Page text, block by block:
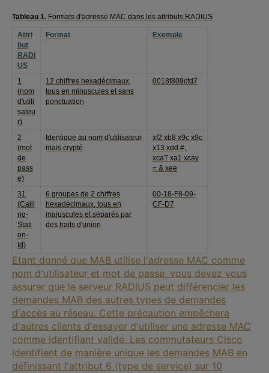
Tableau 1. Formats d'adresse MAC dans les attributs RADIUS
Attri
but
RADI
US
Format Exemple
1
(nom
d'utili
sateu
r)
12 chiffres hexadécimaux,
tous en minuscules et sans
ponctuation
0018f809cfd7
2
(mot
de
pass
e)
Identique au nom d'utilisateur
mais crypté
xf2 xb8 x9c x9c
x13 xdd #,
xcaT xa1 xcay
= & xee
31
(Calli
ng-
Stati
on-
Id)
6 groupes de 2 chiffres
hexadécimaux, tous en
majuscules et séparés par
des traits d'union
00-18-F8-09-
CF-D7
Etant donné que MAB utilise l'adresse MAC comme
nom d'utilisateur et mot de passe, vous devez vous
assurer que le serveur RADIUS peut différencier les
demandes MAB des autres types de demandes
d'accès au réseau. Cette précaution empêchera
d'autres clients d'essayer d'utiliser une adresse MAC
comme identifiant valide. Les commutateurs Cisco
identifient de manière unique les demandes MAB en
définissant l'attribut 6 (type de service) sur 10